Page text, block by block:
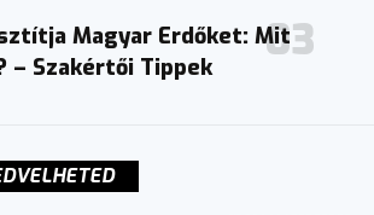
Magyar Erdőket: Mit
– Szakértői Tippek